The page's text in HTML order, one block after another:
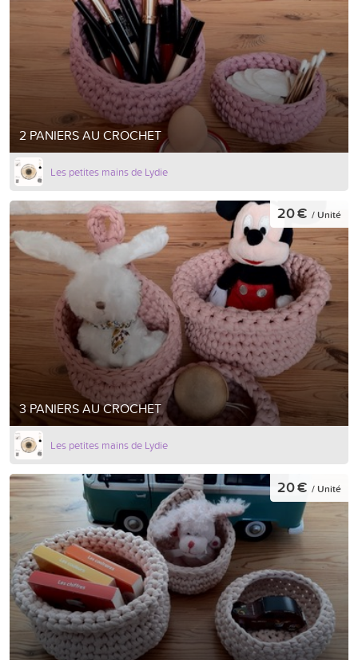
2 PANIERS AU CROCHET
Les petites mains de Lydie
3 PANIERS AU CROCHET
20 € / Unité
Les petites mains de Lydie
20 € / Unité